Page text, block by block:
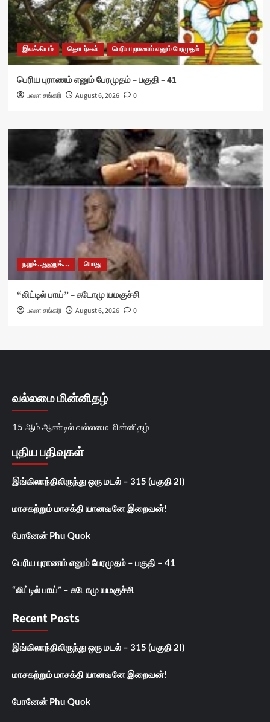
இலக்கியம் தொடர்கள் பெரிய புராணம் எனும் பேரமுதம்
பெரிய புராணம் எனும் பேரமுதம் – பகுதி – 41
பவள சங்கரி August 6, 2026 0
நறுக்..துணுக்... பொது
“லிட்டில் பாய்” – சுடோமு யமகுச்சி
பவள சங்கரி August 6, 2026 0
வல்லமை மின்னிதழ்
15 ஆம் ஆண்டில் வல்லமை மின்னிதழ்
புதிய பதிவுகள்
இங்கிலாந்திலிருந்து ஒரு மடல் – 315 (பகுதி 2I)
மாசகற்றும் மாசக்தி யானவனே இறைவன்!
போனேன் Phu Quok
பெரிய புராணம் எனும் பேரமுதம் – பகுதி – 41
“லிட்டில் பாய்” – சுடோமு யமகுச்சி
Recent Posts
இங்கிலாந்திலிருந்து ஒரு மடல் – 315 (பகுதி 2I)
மாசகற்றும் மாசக்தி யானவனே இறைவன்!
போனேன் Phu Quok